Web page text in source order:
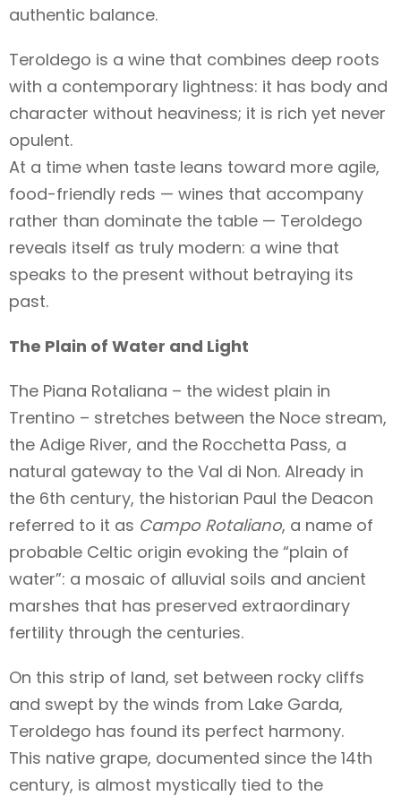
authentic balance.
Teroldego is a wine that combines deep roots
with a contemporary lightness: it has body and
character without heaviness; it is rich yet never
opulent.
At a time when taste leans toward more agile,
food-friendly reds — wines that accompany
rather than dominate the table — Teroldego
reveals itself as truly modern: a wine that
speaks to the present without betraying its
past.
The Plain of Water and Light
The Piana Rotaliana – the widest plain in
Trentino – stretches between the Noce stream,
the Adige River, and the Rocchetta Pass, a
natural gateway to the Val di Non. Already in
the 6th century, the historian Paul the Deacon
referred to it as Campo Rotaliano, a name of
probable Celtic origin evoking the “plain of
water”: a mosaic of alluvial soils and ancient
marshes that has preserved extraordinary
fertility through the centuries.
On this strip of land, set between rocky cliffs
and swept by the winds from Lake Garda,
Teroldego has found its perfect harmony.
This native grape, documented since the 14th
century, is almost mystically tied to the